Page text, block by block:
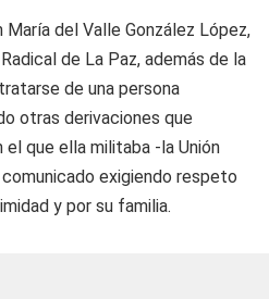
del Valle González López,
de La Paz, además de la
de una persona
otras derivaciones que
que ella militaba -la Unión
exigiendo respeto
y por su familia.